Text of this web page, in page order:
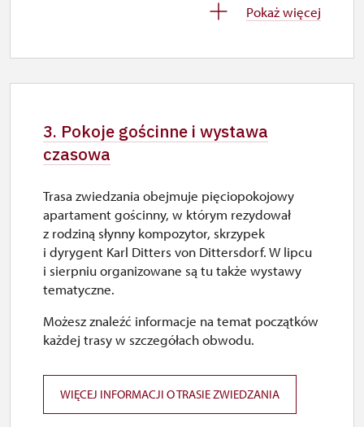
5. 12.-6. 12.
9.00 – 15.00
zamknięte
2027
1. 1.-24. 3.
Pokaż więcej
3. Pokoje gościnne i wystawa
czasowa
Trasa zwiedzania obejmuje pięciopokojowy
apartament gościnny, w którym rezydował
z rodziną słynny kompozytor, skrzypek
i dyrygent Karl Ditters von Dittersdorf. W lipcu
i sierpniu organizowane są tu także wystawy
tematyczne.
Możesz znaleźć informacje na temat początków
każdej trasy w szczegółach obwodu.
WIĘCEJ INFORMACJI O TRASIE ZWIEDZANIA